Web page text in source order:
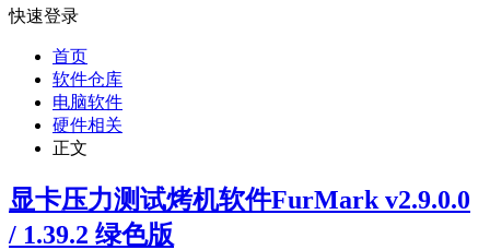
快速登录
首页
软件仓库
电脑软件
硬件相关
正文
显卡压力测试烤机软件FurMark v2.9.0.0
/ 1.39.2 绿色版